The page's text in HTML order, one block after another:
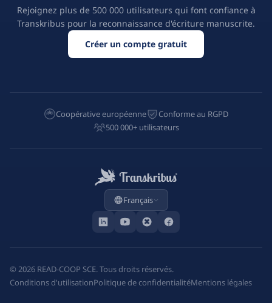
Rejoignez plus de 500 000 utilisateurs qui font confiance à
Transkribus pour la reconnaissance d'écriture manuscrite.
Créer un compte gratuit
Coopérative européenne
Conforme au RGPD
500 000+ utilisateurs
Français
© 2026 READ-COOP SCE. Tous droits réservés.
Conditions d'utilisationPolitique de confidentialitéMentions légales